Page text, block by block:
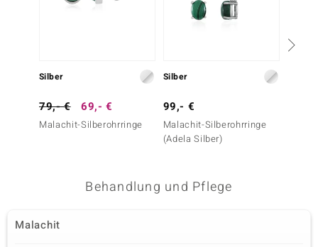
Silber
79,- € 69,- €
Malachit-Silberohrringe
Silber
99,- €
Malachit-Silberohrringe
(Adela Silber)
Behandlung und Pflege
Malachit